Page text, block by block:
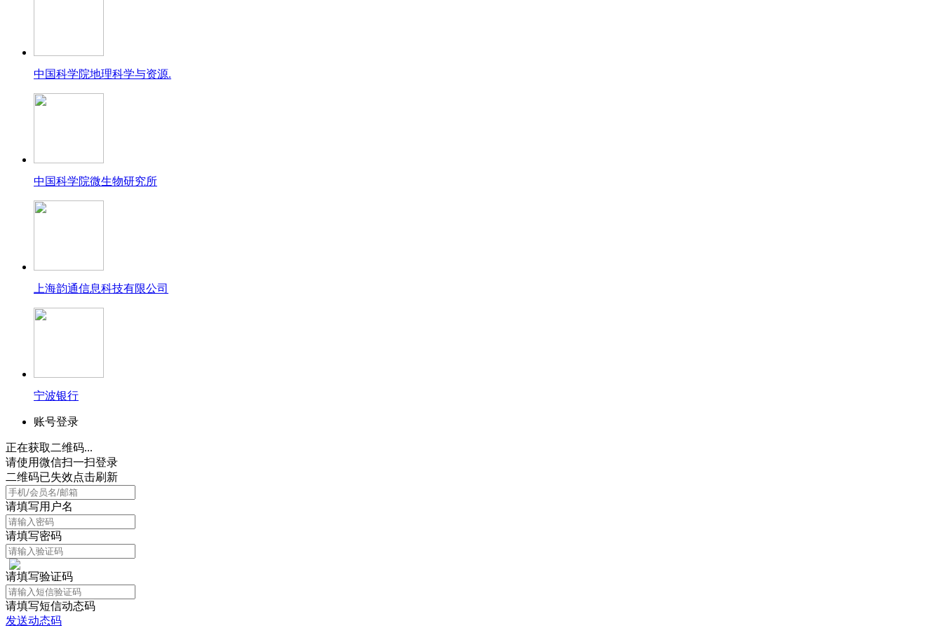
中国科学院地理科学与资源.
中国科学院微生物研究所
上海韵通信息科技有限公司
宁波银行
账号登录
正在获取二维码...
请使用微信扫一扫登录
二维码已失效点击刷新
请填写用户名
请填写密码
请填写验证码
请填写短信动态码
发送动态码